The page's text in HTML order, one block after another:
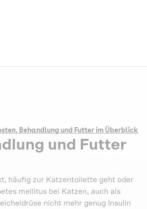
Behandlung und Futter im Überblick
und Futter
häufig zur Katzentoilette geht oder
mellitus bei Katzen, auch als
nicht mehr genug Insulin